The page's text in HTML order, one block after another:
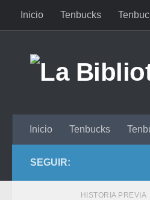
Saltar al contenido
Inicio Tenbucks
Inicio Tenbucks
SEGUIR:
HISTORIA PREVIA